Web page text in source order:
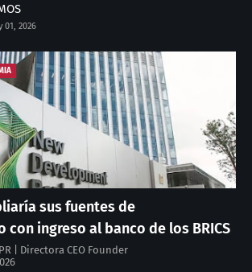
01, 2026
sus fuentes de
ingreso al banco de los BRICS
| Directora CEO Founder